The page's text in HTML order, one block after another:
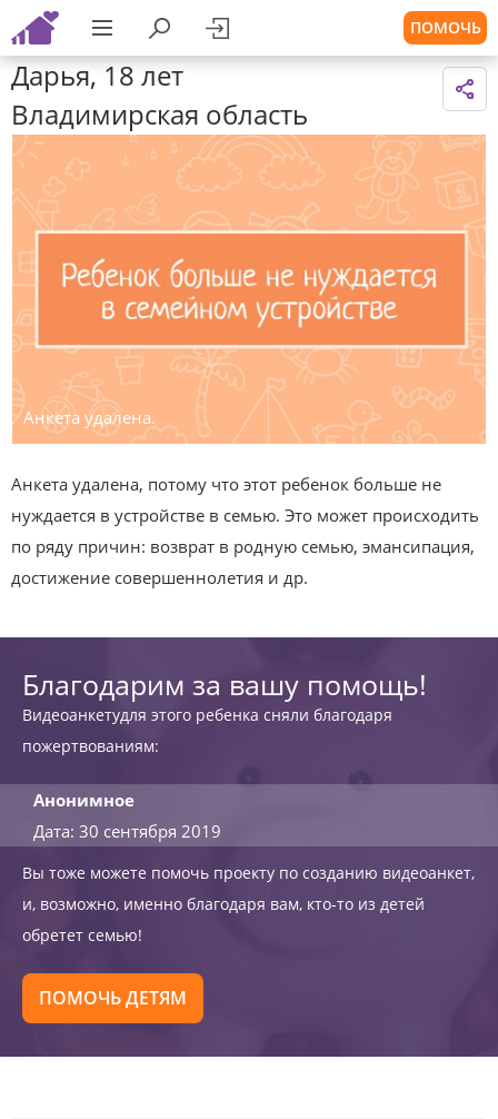
ПОМОЧЬ
Дарья, 18 лет
Владимирская область
Анкета удалена.
Анкета удалена, потому что этот ребенок больше не
нуждается в устройстве в семью. Это может происходить
по ряду причин: возврат в родную семью, эмансипация,
достижение совершеннолетия и др.
Благодарим за вашу помощь!
Видеоанкетудля этого ребенка сняли благодаря
пожертвованиям:
Анонимное
Дата: 30 сентября 2019
Вы тоже можете помочь проекту по созданию видеоанкет,
и, возможно, именно благодаря вам, кто-то из детей
обретет семью!
ПОМОЧЬ ДЕТЯМ